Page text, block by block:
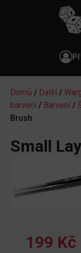
Domů / Další /
barvení / Barvení /
Brush
Small
199 Kč